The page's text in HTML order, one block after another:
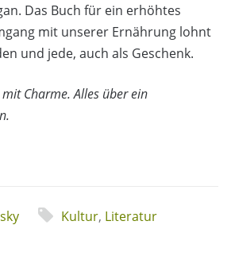
Das Buch für ein erhöhtes
mit unserer Ernährung lohnt
und jede, auch als Geschenk.
Charme. Alles über ein
Kultur, Literatur